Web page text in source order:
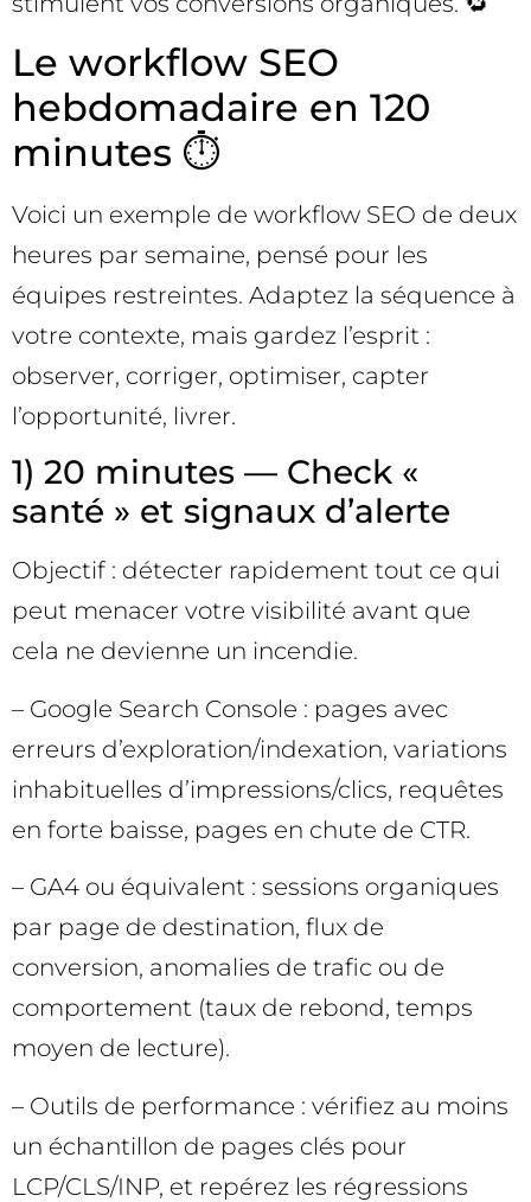
Le workflow SEO
hebdomadaire en 120
minutes ⏱️
Voici un exemple de workflow SEO de deux
heures par semaine, pensé pour les
équipes restreintes. Adaptez la séquence à
votre contexte, mais gardez l’esprit :
observer, corriger, optimiser, capter
l’opportunité, livrer.
1) 20 minutes — Check «
santé » et signaux d’alerte
Objectif : détecter rapidement tout ce qui
peut menacer votre visibilité avant que
cela ne devienne un incendie.
– Google Search Console : pages avec
erreurs d’exploration/indexation, variations
inhabituelles d’impressions/clics, requêtes
en forte baisse, pages en chute de CTR.
– GA4 ou équivalent : sessions organiques
par page de destination, flux de
conversion, anomalies de trafic ou de
comportement (taux de rebond, temps
moyen de lecture).
– Outils de performance : vérifiez au moins
un échantillon de pages clés pour
LCP/CLS/INP, et repérez les régressions